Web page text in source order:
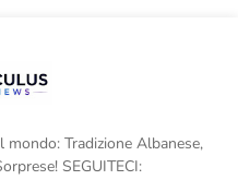
Tradizione Albanese,
SEGUITECI: